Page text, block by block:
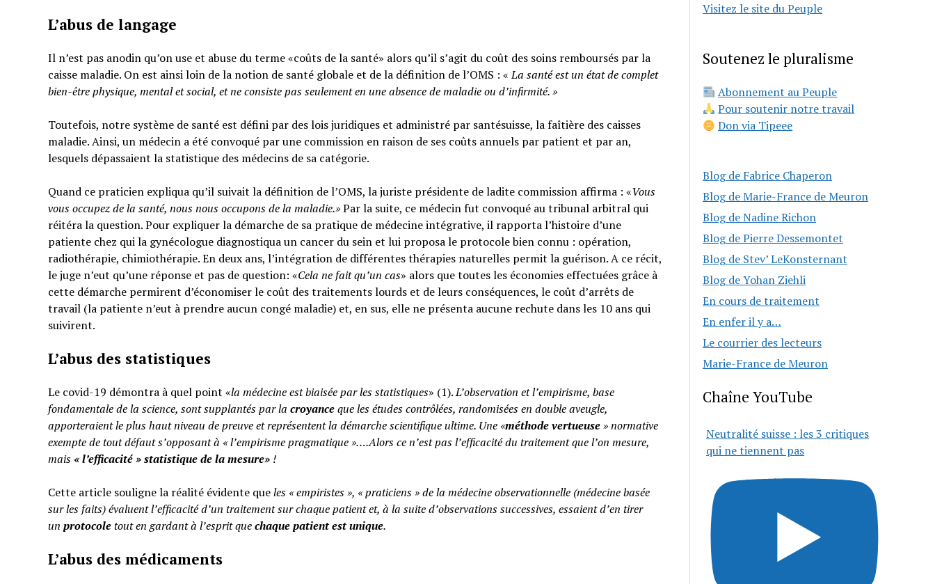
L’abus de langage
Il n’est pas anodin qu’on use et abuse du terme «coûts de la santé» alors qu’il s’agit du coût des soins remboursés par la
caisse maladie. On est ainsi loin de la notion de santé globale et de la définition de l’OMS : «La santé est un état de complet
bien-être physique, mental et social, et ne consiste pas seulement en une absence de maladie ou d’infirmité.»
Toutefois, notre système de santé est défini par des lois juridiques et administré par santésuisse, la faîtière des caisses
maladie. Ainsi, un médecin a été convoqué par une commission en raison de ses coûts annuels par patient et par an,
lesquels dépassaient la statistique des médecins de sa catégorie.
Quand ce praticien expliqua qu’il suivait la définition de l’OMS, la juriste présidente de ladite commission affirma : «Vous
vous occupez de la santé, nous nous occupons de la maladie.»Par la suite, ce médecin fut convoqué au tribunal arbitral qui
réitéra la question. Pour expliquer la démarche de sa pratique de médecine intégrative, il rapporta l’histoire d’une
patiente chez qui la gynécologue diagnostiqua un cancer du sein et lui proposa le protocole bien connu : opération,
radiothérapie, chimiothérapie. En deux ans, l’intégration de différentes thérapies naturelles permit la guérison. A ce récit,
le juge n’eut qu’une réponse et pas de question: «Cela ne fait qu’un cas» alors que toutes les économies effectuées grâce à
cette démarche permirent d’économiser le coût des traitements lourds et de leurs conséquences, le coût d’arrêts de
travail (la patiente n’eut à prendre aucun congé maladie) et, en sus, elle ne présenta aucune rechute dans les 10 ans qui
suivirent.
L’abus des statistiques
Le covid-19 démontra à quel point «la médecine est biaisée par les statistiques» (1).L’observation et l’empirisme, base
fondamentale de la science, sont supplantés par la croyanceque les études contrôlées, randomisées en double aveugle,
apporteraient le plus haut niveau de preuve et représentent la démarche scientifique ultime. Une «méthode vertueuse» normative
exempte de tout défaut s’opposant à « l’empirisme pragmatique »….Alors ce n’est pas l’efficacité du traitement que l’on mesure,
mais «l’efficacité » statistique de la mesure» !
Cette article souligne la réalité évidente queles « empiristes », « praticiens » de la médecine observationnelle (médecine basée
sur les faits) évaluent l’efficacité d’un traitement sur chaque patient et, à la suite d’observations successives, essaient d’en tirer
un protocoletout en gardant à l’esprit quechaque patient est unique.
L’abus des médicaments
Visitez le site du Peuple
Soutenez le pluralisme
Abonnement au Peuple
Pour soutenir notre travail
Don via Tipeee
Blog de Fabrice Chaperon
Blog de Marie-France de Meuron
Blog de Nadine Richon
Blog de Pierre Dessemontet
Blog de Stev’ LeKonsternant
Blog de Yohan Ziehli
En cours de traitement
En enfer il y a…
Le courrier des lecteurs
Marie-France de Meuron
Chaîne YouTube
Neutralité suisse : les 3 critiques
qui ne tiennent pas